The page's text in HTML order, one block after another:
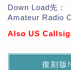
Down Load先：
Amateur Radio
Also US
復刻版